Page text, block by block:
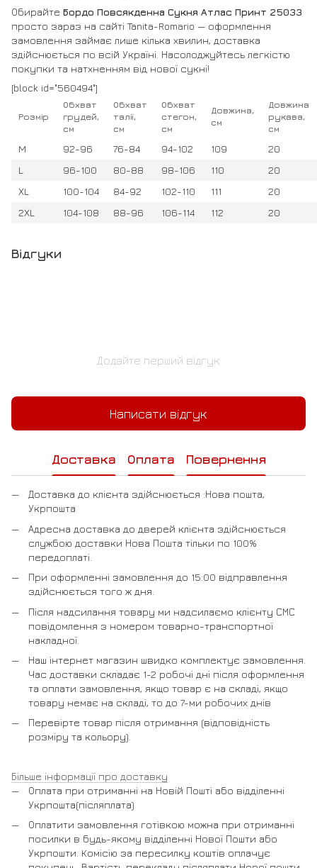
Обирайте Бордо Повсякденна Сукня Атлас Принт 25033
просто зараз на сайті Tanita-Romario — оформлення
замовлення займає лише кілька хвилин, доставка
здійснюється по всій Україні. Насолоджуйтесь легкістю
покупки та натхненням від нової сукні!
[block id="560494"]
Розмір
Обхват
грудей,
см
Обхват
талії,
см
Обхват
стегон,
см
Довжина,
см
Довжина
рукава,
см
M 92-96 76-84 94-102 109
20
L
96-100 80-88 98-106 110
20
XL
100-104 84-92 102-110 111
20
2XL
104-108 88-96 106-114 112 20
Відгуки
Додайте перший відгук
Написати відгук
Доставка Оплата Повернення
Доставка до клієнта здійснюється :Нова пошта,
Укрпошта
Адресна доставка до дверей клієнта здійснюється
службою доставки Нова Пошта тільки по 100%
передоплаті.
При оформленні замовлення до 15:00 відправлення
здійснюється того ж дня.
Після надсилання товару ми надсилаємо клієнту СМС
повідомлення з номером товарно-транспортної
накладної.
Наш інтернет магазин швидко комплектує замовлення.
Час доставки складає 1-2 робочі дні після оформлення
та оплати замовлення, якщо товар є на складі, якщо
товару немає на складі, то до 7-ми робочих днів
Перевірте товар після отримання (відповідність
розміру та кольору).
Більше інформації про доставку
Оплата при отриманні на Новій Пошті або відділенні
Укрпошта(післяплата)
Оплатити замовлення готівкою можна при отриманні
посилки в будь-якому відділенні Нової Пошти або
Укрпошти. Комісію за пересилку коштів оплачує